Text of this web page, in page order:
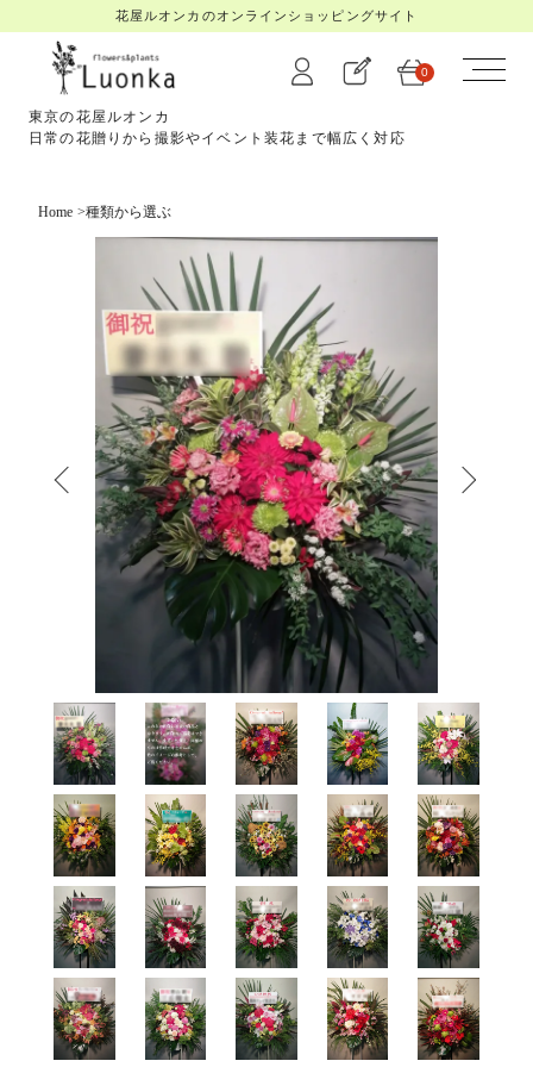
花屋ルオンカのオンラインショッピングサイト
東京の花屋ルオンカ
日常の花贈りから撮影やイベント装花まで幅広く対応
0
Home >種類から選ぶ